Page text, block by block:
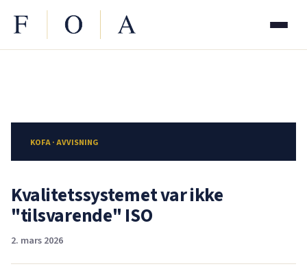
KOFA · AVVISNING
Kvalitetssystemet var ikke
"tilsvarende" ISO
2. mars 2026